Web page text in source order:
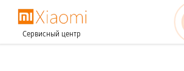
Сервисный центр